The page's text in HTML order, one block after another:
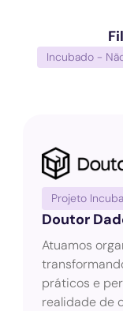
Incubado -
Projeto
Doutor
Atuamos
práticos e
realidade de